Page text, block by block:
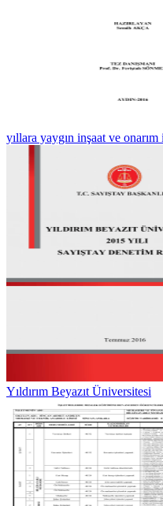
yıllara yaygın inşaat ve
Yıldırım Beyazıt Üniversitesi